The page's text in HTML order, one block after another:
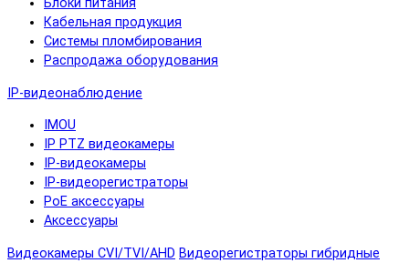
Блоки питания
Кабельная продукция
Системы пломбирования
Распродажа оборудования
IP-видеонаблюдение
IMOU
IP PTZ видеокамеры
IP-видеокамеры
IP-видеорегистраторы
PoE аксессуары
Аксессуары
Видеокамеры CVI/TVI/AHD Видеорегистраторы гибридные